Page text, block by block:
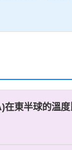
東半球的溫